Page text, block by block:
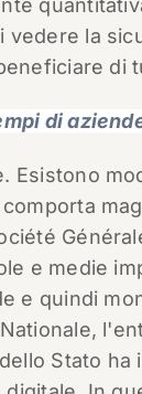
vedere la
di
di
Esistono
e medie
e quindi
Stato ha